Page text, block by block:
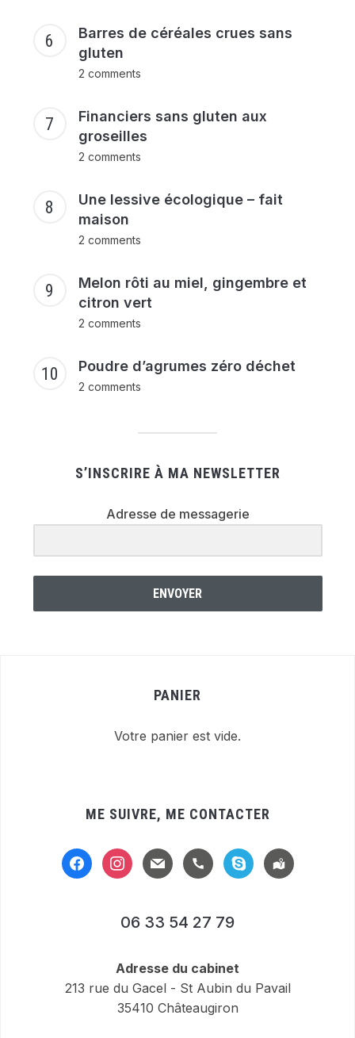
Barres de céréales crues sans
gluten
2 comments
Financiers sans gluten aux
groseilles
2 comments
Une lessive écologique – fait
maison
2 comments
Melon rôti au miel, gingembre et
citron vert
2 comments
Poudre d’agrumes zéro déchet
2 comments
S’INSCRIRE À MA NEWSLETTER
Adresse de messagerie
ENVOYER
PANIER
Votre panier est vide.
ME SUIVRE, ME CONTACTER
facebookinstagram
mail handsetskype
location-
alt
06 33 54 27 79
Adresse du cabinet
213 rue du Gacel - St Aubin du Pavail
35410 Châteaugiron